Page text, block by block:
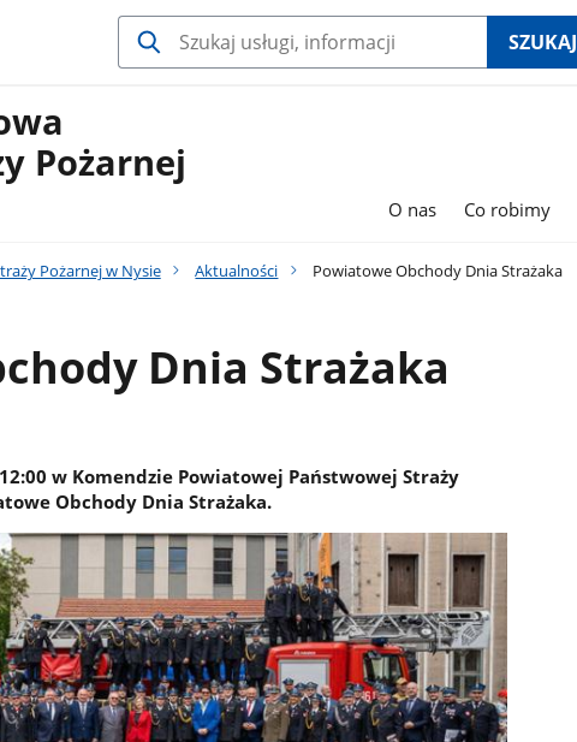
SZUKAJ
Pożarnej
O nas Co robimy
Pożarnej w Nysie Aktualności Powiatowe Obchody Dnia Strażaka
Dnia Strażaka
w Komendzie Powiatowej Państwowej Straży
Obchody Dnia Strażaka.